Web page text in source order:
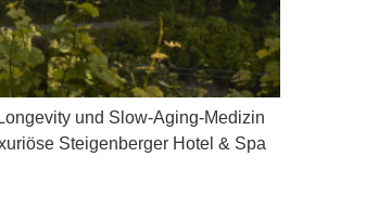
und Slow-Aging-Medizin
Steigenberger Hotel & Spa